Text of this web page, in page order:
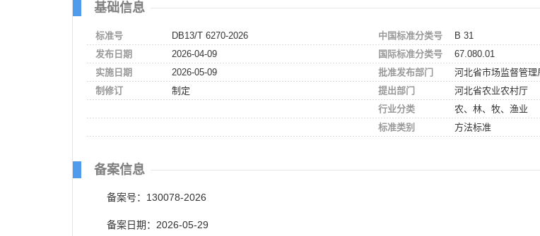
基础信息
标准号
DB13/T 6270-2026
发布日期
2026-04-09
实施日期
2026-05-09
制修订
制定
中国标准分类号
B 31
国际标准分类号
67.080.01
批准发布部门
河北省市场监督管理
提出部门
河北省农业农村厅
行业分类
农、林、牧、渔业
标准类别
方法标准
备案信息
备案号：130078-2026
备案日期：2026-05-29